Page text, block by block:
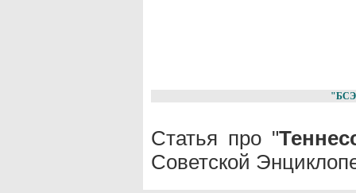
Статья про "
Советской